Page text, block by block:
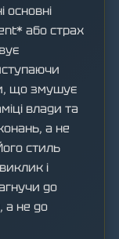
основні
або страх
що змушує
влади та
а не
стиль
і
до
а не до